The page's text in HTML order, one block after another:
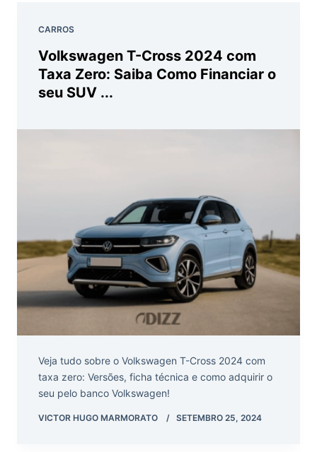
CARROS
Volkswagen T-Cross 2024 com
Taxa Zero: Saiba Como Financiar o
seu SUV ...
Veja tudo sobre o Volkswagen T-Cross 2024 com
taxa zero: Versões, ficha técnica e como adquirir o
seu pelo banco Volkswagen!
VICTOR HUGO MARMORATO SETEMBRO 25, 2024